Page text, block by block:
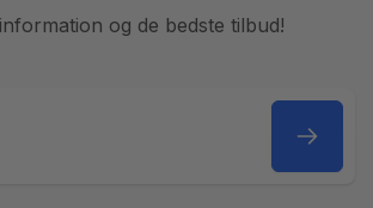
og de bedste tilbud!